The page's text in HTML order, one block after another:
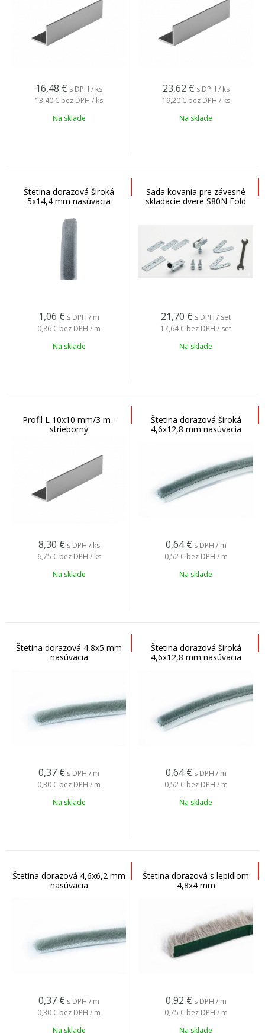
16,48 € s DPH / ks
13,40 € bez DPH / ks
Na sklade
23,62 € s DPH / ks
19,20 € bez DPH / ks
Na sklade
Štetina dorazová široká
5x14,4 mm nasúvacia
1,06 € s DPH / m
0,86 € bez DPH / m
Na sklade
Sada kovania pre závesné
skladacie dvere S80N Fold
21,70 € s DPH / set
17,64 € bez DPH / set
Na sklade
Profil L 10x10 mm/3 m -
strieborný
8,30 € s DPH / ks
6,75 € bez DPH / ks
Na sklade
Štetina dorazová široká
4,6x12,8 mm nasúvacia
0,64 € s DPH / m
0,52 € bez DPH / m
Na sklade
Štetina dorazová 4,8x5 mm
nasúvacia
0,37 € s DPH / m
0,30 € bez DPH / m
Na sklade
Štetina dorazová široká
4,6x12,8 mm nasúvacia
0,64 € s DPH / m
0,52 € bez DPH / m
Na sklade
Štetina dorazová 4,6x6,2 mm
nasúvacia
0,37 € s DPH / m
0,30 € bez DPH / m
Na sklade
Štetina dorazová s lepidlom
4,8x4 mm
0,92 € s DPH / m
0,75 € bez DPH / m
Na sklade